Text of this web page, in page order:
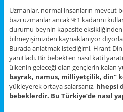
Uzmanlar, normal insanların mevcut
bazı uzmanlar ancak %1 kadarını
durumu beynin kapasite eksikliğinden
bilmeyişimizden kaynaklanıyor
Burada anlatmak istediğimi, Hrant
yanıtladı. Bir bebekten nasıl katil
ülkenin geleceği olan gençlerin kalan
bayrak, namus, milliyetçilik, din”
yükleyerek ortaya salarsanız, hhepsi
bebeklerdir. Bu Türkiye’de nasıl